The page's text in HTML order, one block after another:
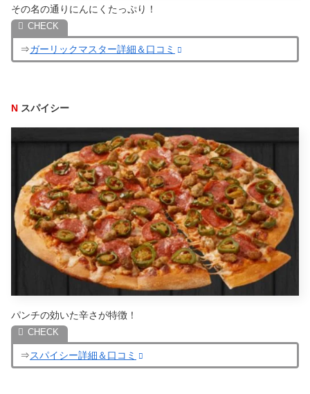
その名の通りにんにくたっぷり！
⇒ガーリックマスター詳細＆口コミ
N スパイシー
パンチの効いた辛さが特徴！
⇒スパイシー詳細＆口コミ